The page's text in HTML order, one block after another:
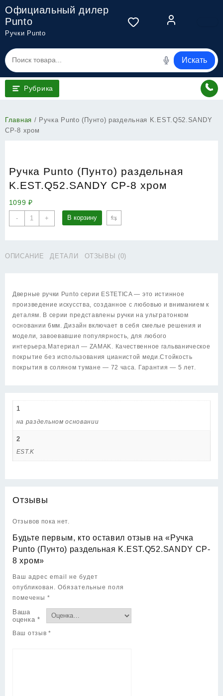
Перейти
содержимому
Официальный дилер
Punto
Ручки Punto
Искать
Рубрика
Главная / Ручка Punto (Пунто) раздельная K.EST.Q52.SANDY
CP-8 хром
Ручка Punto (Пунто) раздельная
K.EST.Q52.SANDY CP-8 хром
1099 ₽
-
Количество
товара
(Пунто)
8
хром
+ В корзину ⇆
ОПИСАНИЕ ДЕТАЛИ ОТЗЫВЫ (0)
Дверные ручки Punto серии ESTETICA — это истинное
произведение искусства, созданное с любовью и вниманием к
деталям. В серии представлены ручки на ультратонком
основании 6мм. Дизайн включает в себя смелые решения и
модели, завоевавшие популярность, для любого
интерьера.Материал — ZAMAK. Качественное гальваническое
покрытие без использования цианистой меди.Стойкость
покрытия в соляном тумане — 72 часа. Гарантия — 5 лет.
1
на раздельном основании
2
EST.K
Отзывы
Отзывов пока нет.
Будьте первым, кто оставил отзыв на «Ручка
Punto (Пунто) раздельная K.EST.Q52.SANDY CP-
8 хром»
Ваш адрес email не будет
опубликован.
Обязательные поля
помечены *
Ваша
оценка *
Ваш отзыв *